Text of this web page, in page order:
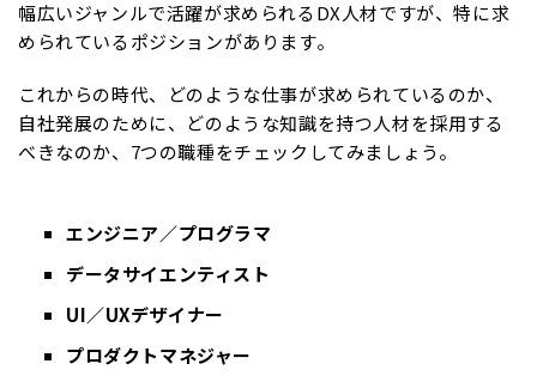
幅広いジャンルで活躍が求められるDX人材ですが、特に求
められているポジションがあります。
これからの時代、どのような仕事が求められているのか、
自社発展のために、どのような知識を持つ人材を採用する
べきなのか、7つの職種をチェックしてみましょう。
エンジニア／プログラマ
データサイエンティスト
UI／UXデザイナー
プロダクトマネジャー